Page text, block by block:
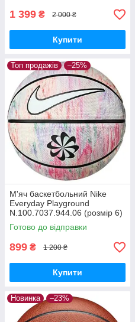
1 399 ₴ 2 000 ₴
Купити
Топ продажів –25%
М'яч баскетбольний Nike
Everyday Playground
N.100.7037.944.06 (розмір 6)
Готово до відправки
899 ₴ 1 200 ₴
Купити
Новинка –23%